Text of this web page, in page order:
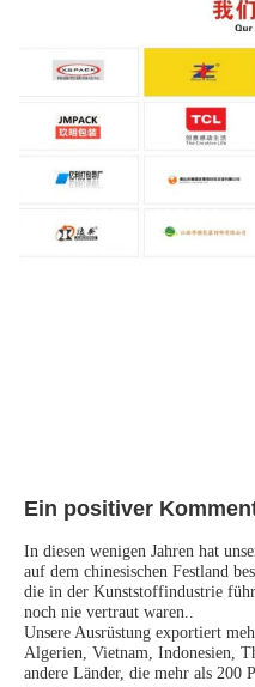
Ein positiver
In diesen wenigen Jahren hat
auf dem chinesischen Festland
die in der Kunststoffindustrie
noch nie vertraut waren..
Unsere Ausrüstung exportiert
Algerien, Vietnam, Indonesien,
andere Länder, die mehr als 200